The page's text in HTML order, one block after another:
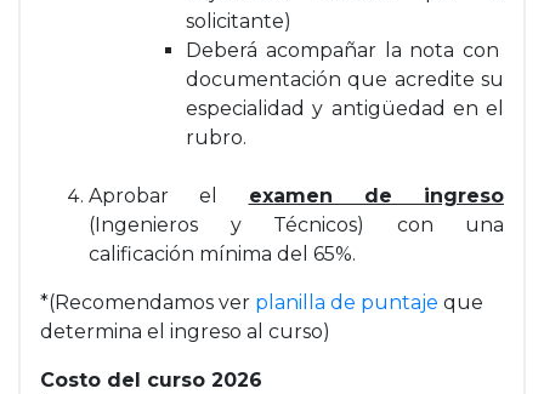
solicitante)
Deberá acompañar la nota con
documentación que acredite su
especialidad y antigüedad en el
rubro.
Aprobar el examen de ingreso
(Ingenieros y Técnicos) con una
calificación mínima del 65%.
*(Recomendamos ver planilla de puntaje que
determina el ingreso al curso)
Costo del curso 2026